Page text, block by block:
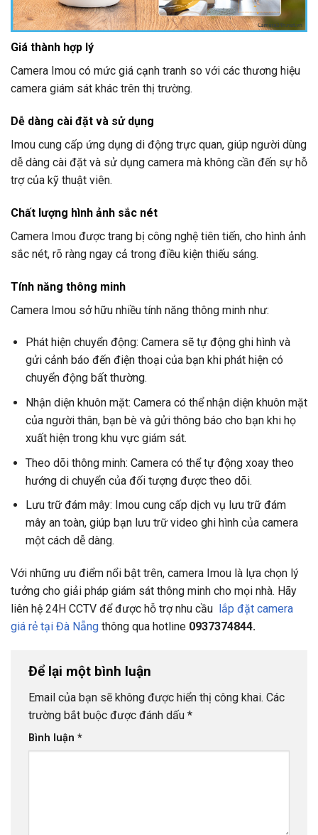
Giá thành hợp lý
Camera Imou có mức giá cạnh tranh so với các thương hiệu
camera giám sát khác trên thị trường.
Dễ dàng cài đặt và sử dụng
Imou cung cấp ứng dụng di động trực quan, giúp người dùng
dễ dàng cài đặt và sử dụng camera mà không cần đến sự hỗ
trợ của kỹ thuật viên.
Chất lượng hình ảnh sắc nét
Camera Imou được trang bị công nghệ tiên tiến, cho hình ảnh
sắc nét, rõ ràng ngay cả trong điều kiện thiếu sáng.
Tính năng thông minh
Camera Imou sở hữu nhiều tính năng thông minh như:
Phát hiện chuyển động: Camera sẽ tự động ghi hình và
gửi cảnh báo đến điện thoại của bạn khi phát hiện có
chuyển động bất thường.
Nhận diện khuôn mặt: Camera có thể nhận diện khuôn mặt
của người thân, bạn bè và gửi thông báo cho bạn khi họ
xuất hiện trong khu vực giám sát.
Theo dõi thông minh: Camera có thể tự động xoay theo
hướng di chuyển của đối tượng được theo dõi.
Lưu trữ đám mây: Imou cung cấp dịch vụ lưu trữ đám
mây an toàn, giúp bạn lưu trữ video ghi hình của camera
một cách dễ dàng.
Với những ưu điểm nổi bật trên, camera Imou là lựa chọn lý
tưởng cho giải pháp giám sát thông minh cho mọi nhà. Hãy
liên hệ 24H CCTV để được hỗ trợ nhu cầu lắp đặt camera
giá rẻ tại Đà Nẵng thông qua hotline 0937374844.
Để lại một bình luận
Email của bạn sẽ không được hiển thị công khai. Các
trường bắt buộc được đánh dấu *
Bình luận *